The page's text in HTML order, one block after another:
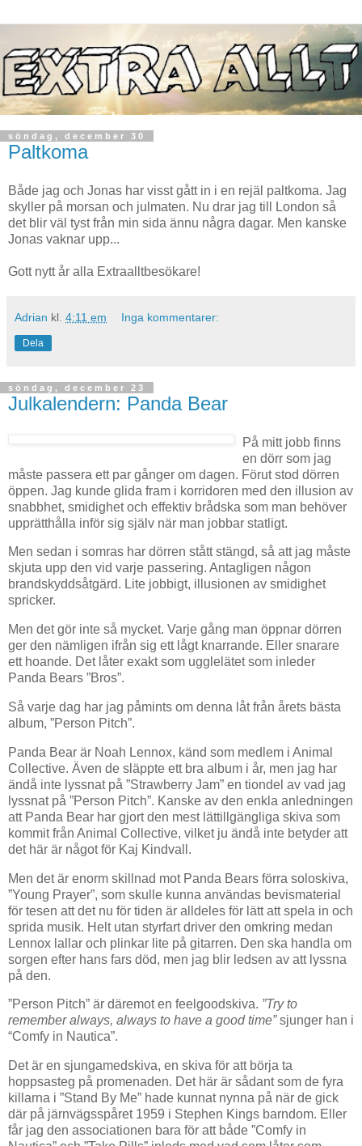
söndag, december 30
Paltkoma
Både jag och Jonas har visst gått in i en rejäl paltkoma. Jag
skyller på morsan och julmaten. Nu drar jag till London så
det blir väl tyst från min sida ännu några dagar. Men kanske
Jonas vaknar upp...
Gott nytt år alla Extraalltbesökare!
Adrian kl. 4:11 em Inga kommentarer:
Dela
söndag, december 23
Julkalendern: Panda Bear
På mitt jobb finns
en dörr som jag
måste passera ett par gånger om dagen. Förut stod dörren
öppen. Jag kunde glida fram i korridoren med den illusion av
snabbhet, smidighet och effektiv brådska som man behöver
upprätthålla inför sig själv när man jobbar statligt.
Men sedan i somras har dörren stått stängd, så att jag måste
skjuta upp den vid varje passering. Antagligen någon
brandskyddsåtgärd. Lite jobbigt, illusionen av smidighet
spricker.
Men det gör inte så mycket. Varje gång man öppnar dörren
ger den nämligen ifrån sig ett lågt knarrande. Eller snarare
ett hoande. Det låter exakt som ugglelätet som inleder
Panda Bears ”Bros”.
Så varje dag har jag påmints om denna låt från årets bästa
album, ”Person Pitch”.
Panda Bear är Noah Lennox, känd som medlem i Animal
Collective. Även de släppte ett bra album i år, men jag har
ändå inte lyssnat på ”Strawberry Jam” en tiondel av vad jag
lyssnat på ”Person Pitch”. Kanske av den enkla anledningen
att Panda Bear har gjort den mest lättillgängliga skiva som
kommit från Animal Collective, vilket ju ändå inte betyder att
det här är något för Kaj Kindvall.
Men det är enorm skillnad mot Panda Bears förra soloskiva,
”Young Prayer”, som skulle kunna användas bevismaterial
för tesen att det nu för tiden är alldeles för lätt att spela in och
sprida musik. Helt utan styrfart driver den omkring medan
Lennox lallar och plinkar lite på gitarren. Den ska handla om
sorgen efter hans fars död, men jag blir ledsen av att lyssna
på den.
”Person Pitch” är däremot en feelgoodskiva. ”Try to
remember always, always to have a good time”sjunger han i
“Comfy in Nautica”.
Det är en sjungamedskiva, en skiva för att börja ta
hoppsasteg på promenaden. Det här är sådant som de fyra
killarna i ”Stand By Me” hade kunnat nynna på när de gick
där på järnvägsspåret 1959 i Stephen Kings barndom. Eller
får jag den associationen bara för att både ”Comfy in